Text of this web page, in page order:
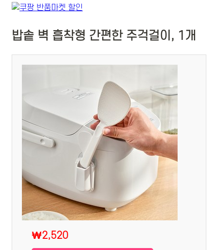
밥솥 벽 흡착형 간편한 주걱걸이, 1개
₩2,520